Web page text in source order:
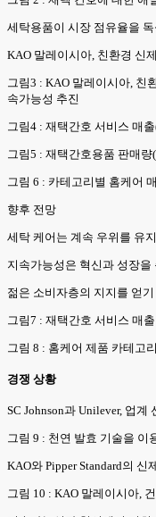
세탁용품이 시장 점유율을 독
KAO 말레이시아, 친환경 신
그림3 : KAO 말레이시아, 친
속가능성 추진
그림4 : 재택간호 서비스 매
그림5 : 재택간호용품 판매량
그림 6 : 카테고리별 홈케어
향후 전망
세탁 케어는 계속 우위를 유
지속가능성은 혁신과 성장을
젊은 소비자층의 지지를 얻
그림7 : 재택간호 서비스 매
그림 8 : 홈케어 제품 카테고
경쟁 상황
SC Johnson과 Unilever, 업
그림 9 : 천연 발효 기술을 이
KAO와 Pipper Standard의 신
그림 10 : KAO 말레이시아,